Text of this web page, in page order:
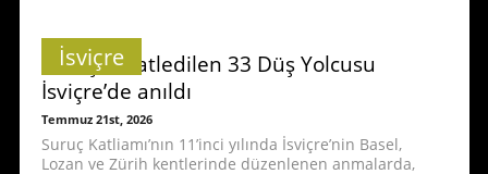
İsviçre
Suruç’ta katledilen 33 Düş Yolcusu
İsviçre’de anıldı
Temmuz 21st, 2026
Suruç Katliamı’nın 11’inci yılında İsviçre’nin Basel,
Lozan ve Zürih kentlerinde düzenlenen anmalarda,